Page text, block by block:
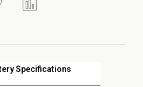
Specifications